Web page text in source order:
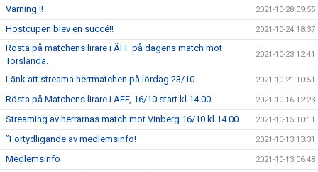
Varning !! 2021-10-28 09:55
Höstcupen blev en succé!! 2021-10-24 18:37
Rösta på matchens lirare i ÄFF på dagens match mot
Torslanda.
2021-10-23 12:41
Länk att streama herrmatchen på lördag 23/10 2021-10-21 10:51
Rösta på Matchens lirare i ÄFF, 16/10 start kl 14.00 2021-10-16 12:23
Streaming av herrarnas match mot Vinberg 16/10 kl 14.00 2021-10-15 10:11
”Förtydligande av medlemsinfo! 2021-10-13 13:31
Medlemsinfo 2021-10-13 06:48